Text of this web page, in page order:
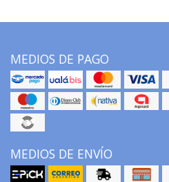
MEDIOS DE PAGO
MEDIOS DE ENVÍO